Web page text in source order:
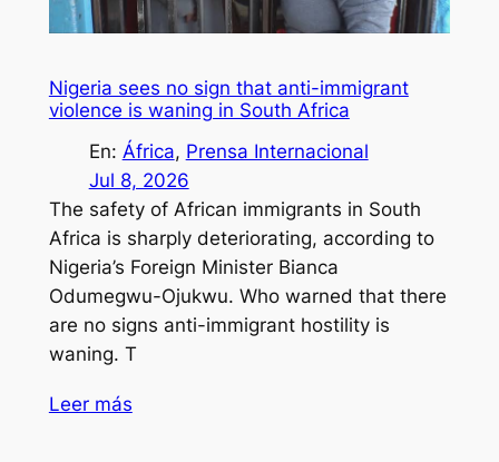
Nigeria sees no sign that anti-immigrant
violence is waning in South Africa
En: África, Prensa Internacional
Jul 8, 2026
The safety of African immigrants in South
Africa is sharply deteriorating, according to
Nigeria’s Foreign Minister Bianca
Odumegwu-Ojukwu. Who warned that there
are no signs anti-immigrant hostility is
waning. T
Leer más